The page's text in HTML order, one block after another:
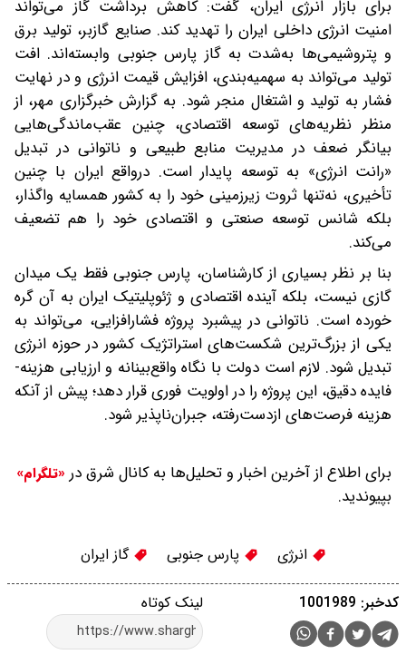
برای بازار انرژی ایران، گفت: کاهش برداشت گاز می‌تواند
امنیت انرژی داخلی ایران را تهدید کند. صنایع گازبر، تولید برق
و پتروشیمی‌ها به‌شدت به گاز پارس جنوبی وابسته‌اند. افت
تولید می‌تواند به سهمیه‌بندی، افزایش قیمت انرژی و در نهایت
فشار به تولید و اشتغال منجر شود. به گزارش خبرگزاری مهر، از
منظر نظریه‌های توسعه اقتصادی، چنین عقب‌ماندگی‌هایی
بیانگر ضعف در مدیریت منابع طبیعی و ناتوانی در تبدیل
«رانت انرژی» به توسعه پایدار است. درواقع ایران با چنین
تأخیری، نه‌تنها ثروت زیرزمینی خود را به کشور همسایه واگذار‌،
بلکه شانس توسعه صنعتی و اقتصادی خود را هم تضعیف
می‌کند.
بنا بر نظر بسیاری از کارشناسان، پارس جنوبی فقط یک میدان
گازی نیست، بلکه آینده اقتصادی و ژئوپلیتیک ایران به آن گره
خورده است. ناتوانی در پیشبرد پروژه فشارافزایی، می‌تواند به
یکی از بزرگ‌ترین شکست‌های استراتژیک کشور در حوزه انرژی
تبدیل شود. لازم است دولت با نگاه واقع‌بینانه و ارزیابی هزینه-
فایده دقیق، این پروژه را در اولویت فوری قرار دهد؛ پیش از آنکه
هزینه فرصت‌های ازدست‌رفته، جبران‌ناپذیر شود.
برای اطلاع از آخرین اخبار و تحلیل‌ها به کانال شرق در «تلگرام»
بپیوندید.
انرژی پارس جنوبی گاز ایران
لینک کوتاه کدخبر: 1001989